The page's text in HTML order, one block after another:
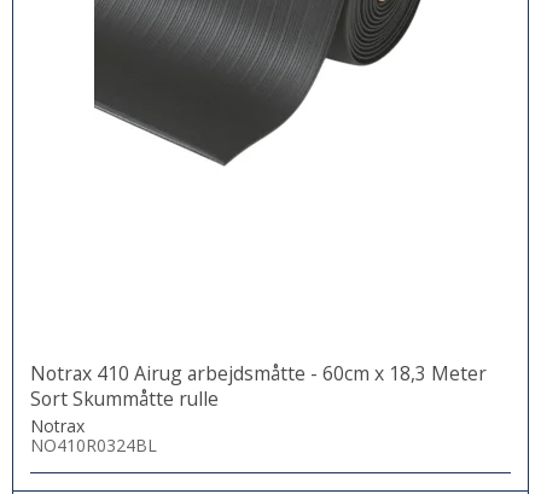
Notrax 410 Airug arbejdsmåtte - 60cm x 18,3 Meter
Sort Skummåtte rulle
Notrax
NO410R0324BL